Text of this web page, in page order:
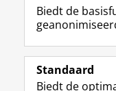
Volg
Biedt de
Standaard
Biedt de